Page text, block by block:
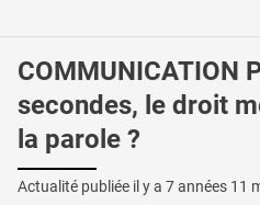
COMMUNICATION
secondes, le droit
la parole ?
Actualité publiée il y a 7 années 11